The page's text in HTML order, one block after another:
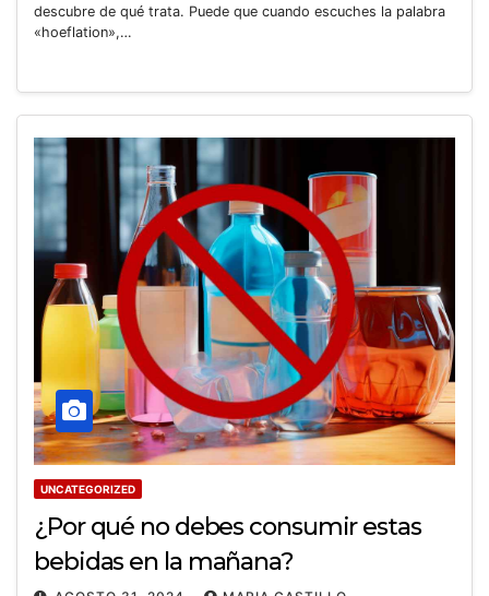
descubre de qué trata. Puede que cuando escuches la palabra
«hoeflation»,…
UNCATEGORIZED
¿Por qué no debes consumir estas
bebidas en la mañana?